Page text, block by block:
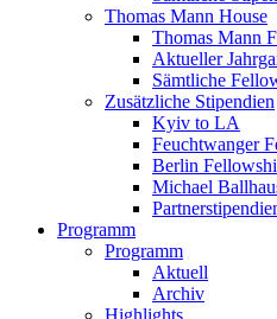
Thomas Mann House
Thomas Mann
Aktueller
Sämtliche
Zusätzliche Stipendien
Kyiv to LA
Feuchtwanger
Berlin
Michael
Programm
Programm
Aktuell
Archiv
Highlights